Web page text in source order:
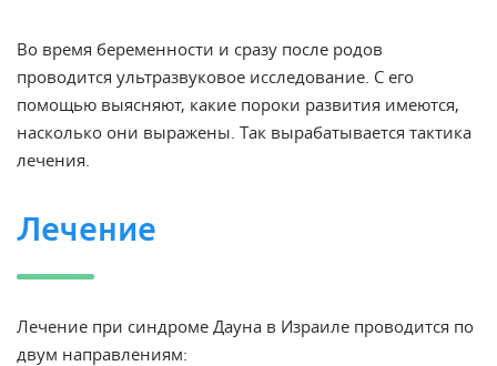
Во время беременности и сразу после родов
проводится ультразвуковое исследование. С его
помощью выясняют, какие пороки развития имеются,
насколько они выражены. Так вырабатывается тактика
лечения.
Лечение
Лечение при синдроме Дауна в Израиле проводится по
двум направлениям: